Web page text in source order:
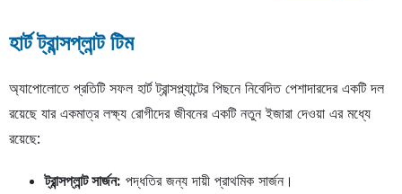
হার্ট ট্রান্সপ্লান্ট টিম
অ্যাপোলোতে প্রতিটি সফল হার্ট ট্রান্সপ্ল্যান্টের পিছনে নিবেদিত পেশাদারদের একটি দল
রয়েছে যার একমাত্র লক্ষ্য রোগীদের জীবনের একটি নতুন ইজারা দেওয়া এর মধ্যে
রয়েছে:
ট্রান্সপ্লান্ট সার্জন: পদ্ধতির জন্য দায়ী প্রাথমিক সার্জন।